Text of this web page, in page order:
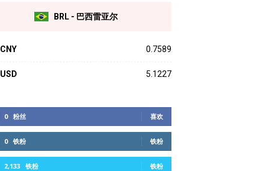
BRL - 巴西雷亚尔
CNY 0.7589
USD 5.1227
0 粉丝 喜欢
0 铁粉 铁粉
2,133 铁粉 铁粉